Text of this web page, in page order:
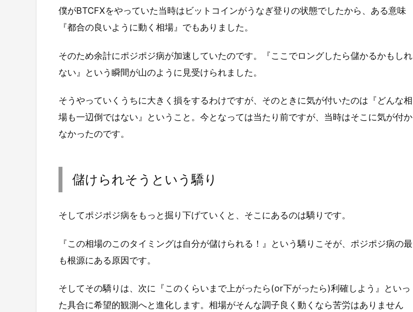
僕がBTCFXをやっていた当時はビットコインがうなぎ登りの状態でしたから、ある意味
『都合の良いように動く相場』でもありました。
そのため余計にポジポジ病が加速していたのです。『ここでロングしたら儲かるかもしれ
ない』という瞬間が山のように見受けられました。
そうやっていくうちに大きく損をするわけですが、そのときに気が付いたのは『どんな相
場も一辺倒ではない』ということ。今となっては当たり前ですが、当時はそこに気が付か
なかったのです。
儲けられそうという驕り
そしてポジポジ病をもっと掘り下げていくと、そこにあるのは驕りです。
『この相場のこのタイミングは自分が儲けられる！』という驕りこそが、ポジポジ病の最
も根源にある原因です。
そしてその驕りは、次に『このくらいまで上がったら(or下がったら)利確しよう』といっ
た具合に希望的観測へと進化します。相場がそんな調子良く動くなら苦労はありません